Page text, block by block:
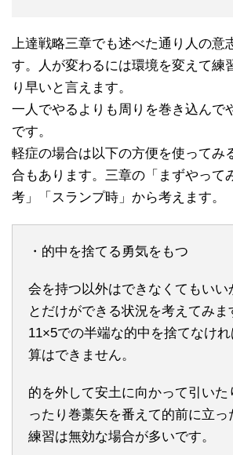
上達戦略三章でも述べた通り人の意
す。人が変わるには環境を変えて練
り早いと言えます。
一人でやるよりも周りを巻き込んで
です。
軽症の場合は以下の方便を使ってみ
合もあります。三章の「まずやって
考」「スランプ時」から考えます。
・的中を捨てる勇気をもつ
会を持つ以外はできなくてもいい
とだけができる状況を考えてみま
11×5での半端な的中を捨てなけ
算はできません。
的を外して安土に向かって引いた
ったり巻藁矢を番えて的前に立
練習は無効な場合が多いです。